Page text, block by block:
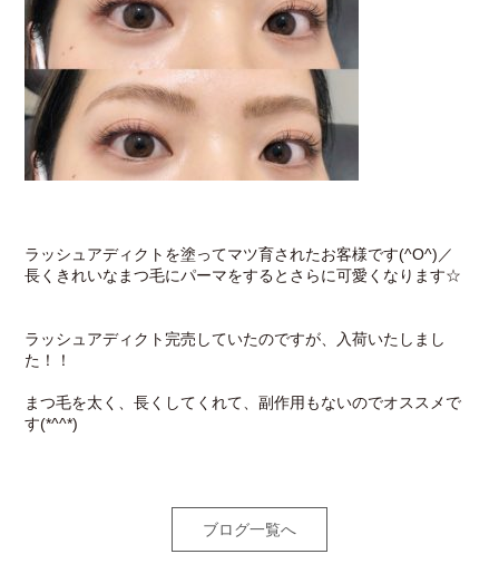
ラッシュアディクトを塗ってマツ育されたお客様です(^O^)／
長くきれいなまつ毛にパーマをするとさらに可愛くなります☆
ラッシュアディクト完売していたのですが、入荷いたしまし
た！！
まつ毛を太く、長くしてくれて、副作用もないのでオススメで
す(*^^*)
ブログ一覧へ